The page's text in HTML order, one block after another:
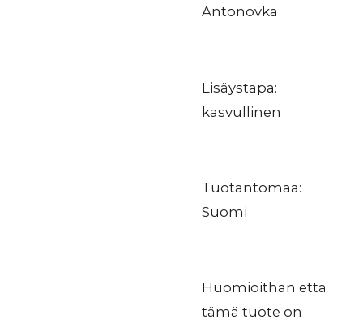
Antonovka
Lisäystapa:
kasvullinen
Tuotantomaa:
Suomi
Huomioithan että
tämä tuote on